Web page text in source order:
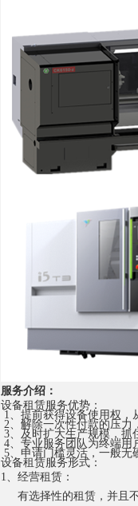
服务介绍：
设备租赁服务优势：
1、提前获得设备使用权，
2、解除一次性付款的压力
3、及时扩大生产规模，抓
4、专业服务团队为终端用
5、申请门槛灵活，一般无
设备租赁服务形式：
1、经营租赁：
有选择性的租赁，并且